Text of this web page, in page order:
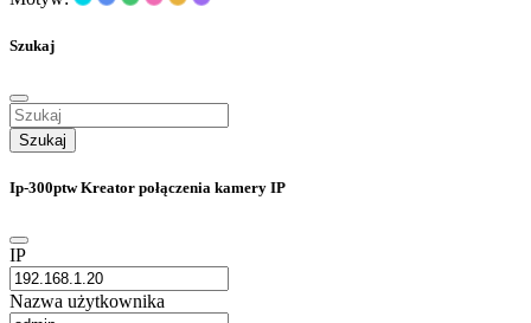
Szukaj
Szukaj
Ip-300ptw Kreator połączenia kamery IP
IP
Nazwa użytkownika